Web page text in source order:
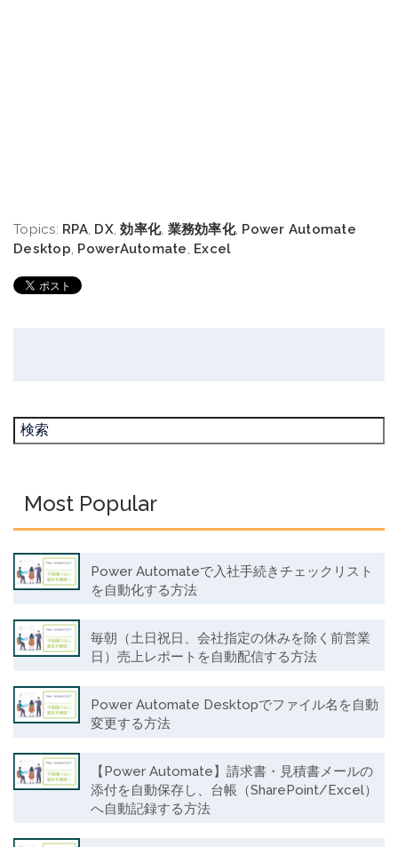
Topics: RPA, DX,効率化, 業務効率化, Power Automate
Desktop, PowerAutomate, Excel
Most Popular
Power Automateで入社手続きチェックリスト
を自動化する方法
毎朝（土日祝日、会社指定の休みを除く前営業
日）売上レポートを自動配信する方法
Power Automate Desktopでファイル名を自動
変更する方法
【Power Automate】請求書・見積書メールの
添付を自動保存し、台帳（SharePoint/Excel）
へ自動記録する方法